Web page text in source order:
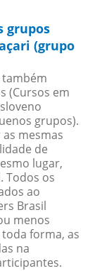
grupos
(grupo
também
(Cursos em
grupos).
mesmas
de
lugar,
Todos os
ao
Brasil
menos
forma, as
na